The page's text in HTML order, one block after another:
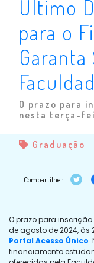
Último
para o
O prazo para
nesta terça-
Graduação |
Compartilhe :
O prazo para inscrição
de agosto de 2024, às
Portal Acesso Único.
financiamento